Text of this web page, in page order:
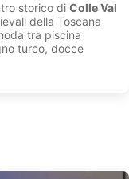
storico di Colle Val
della Toscana
tra piscina
turco, docce